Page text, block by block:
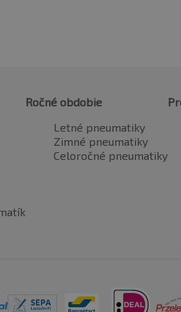
Ročné obdobie
Letné pneumatiky
Zimné pneumatiky
Celoročné pneumatiky